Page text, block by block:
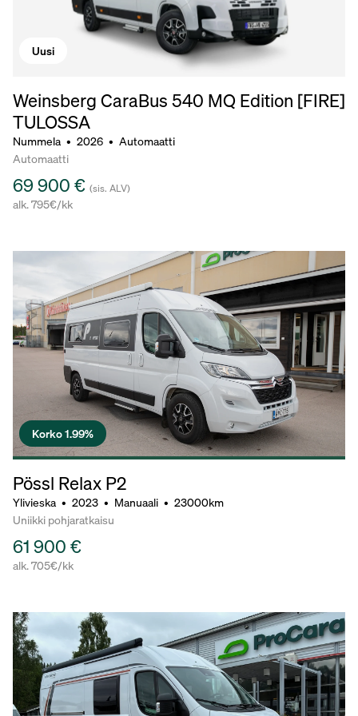
Uusi
Weinsberg CaraBus 540 MQ Edition [FIRE]
TULOSSA
Nummela • 2026 • Automaatti
Automaatti
69 900 € (sis. ALV)
alk. 795€/kk
Korko 1.99%
Pössl Relax P2
Ylivieska • 2023 • Manuaali • 23000km
Uniikki pohjaratkaisu
61 900 €
alk. 705€/kk